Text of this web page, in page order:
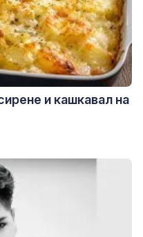
и кашкавал на